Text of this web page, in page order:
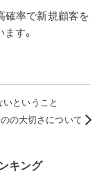
確率で新規顧客を
す。
ということ
の大切さについて
キング